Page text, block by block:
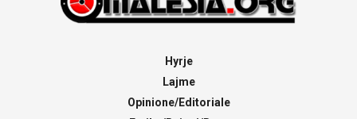
Hyrje
Lajme
Opinione/Editoriale